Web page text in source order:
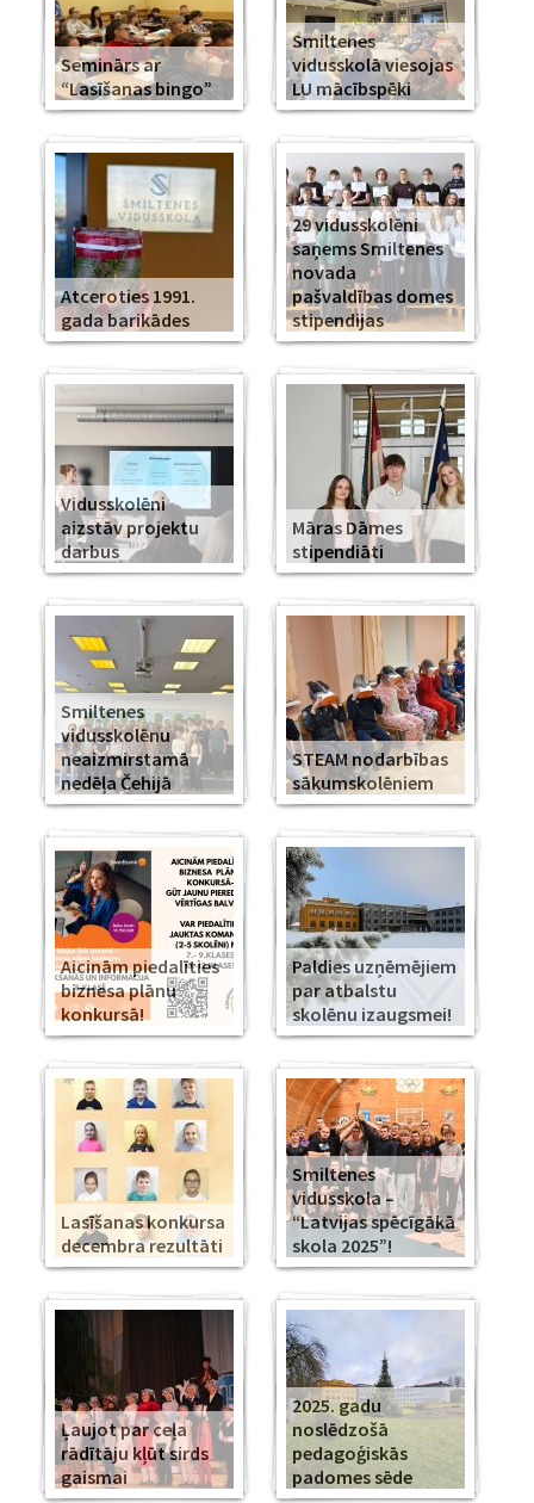
Seminārs ar
“Lasīšanas bingo”
Smiltenes
vidusskolā viesojas
LU mācībspēki
Atceroties 1991.
gada barikādes
29 vidusskolēni
saņems Smiltenes
novada
pašvaldības domes
stipendijas
Vidusskolēni
aizstāv projektu
darbus
Māras Dāmes
stipendiāti
Smiltenes
vidusskolēnu
neaizmirstamā
nedēļa Čehijā
STEAM nodarbības
sākumskolēniem
Aicinām piedalīties
biznesa plānu
konkursā!
Paldies uzņēmējiem
par atbalstu
skolēnu izaugsmei!
Lasīšanas konkursa
decembra rezultāti
Smiltenes
vidusskola –
“Latvijas spēcīgākā
skola 2025”!
Ļaujot par ceļa
rādītāju kļūt sirds
gaismai
2025. gadu
noslēdzošā
pedagoģiskās
padomes sēde